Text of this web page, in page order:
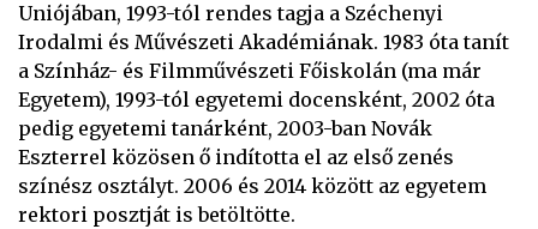
Uniójában, 1993-tól rendes tagja a Széchenyi
Irodalmi és Művészeti Akadémiának. 1983 óta tanít
a Színház- és Filmművészeti Főiskolán (ma már
Egyetem), 1993-tól egyetemi docensként, 2002 óta
pedig egyetemi tanárként, 2003-ban Novák
Eszterrel közösen ő indította el az első zenés
színész osztályt. 2006 és 2014 között az egyetem
rektori posztját is betöltötte.